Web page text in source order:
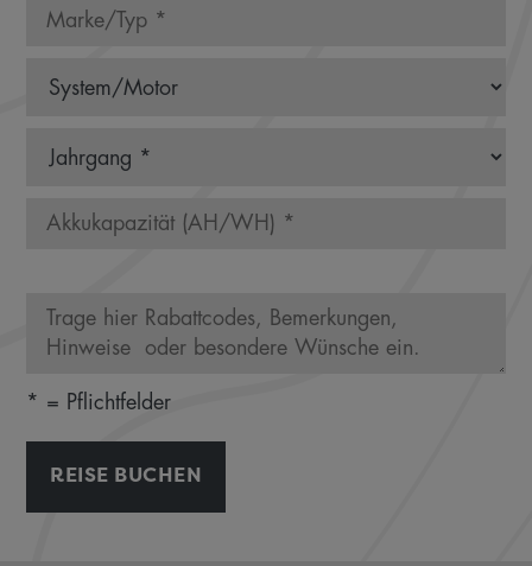
* = Pflichtfelder
REISE BUCHEN